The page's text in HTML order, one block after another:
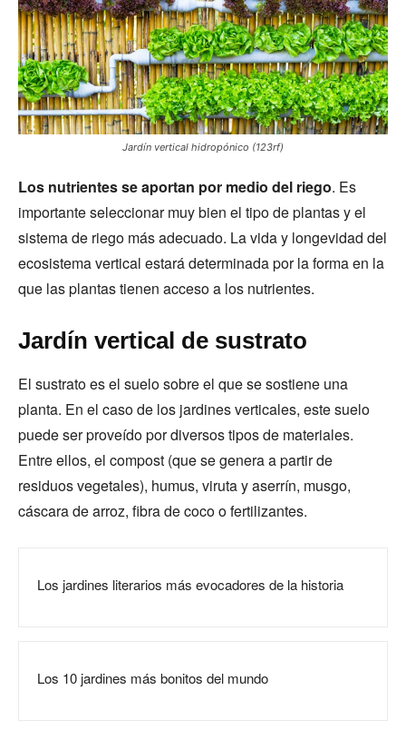
Jardín vertical hidropónico (123rf)
Los nutrientes se aportan por medio del riego. Es
importante seleccionar muy bien el tipo de plantas y el
sistema de riego más adecuado. La vida y longevidad del
ecosistema vertical estará determinada por la forma en la
que las plantas tienen acceso a los nutrientes.
Jardín vertical de sustrato
El sustrato es el suelo sobre el que se sostiene una
planta. En el caso de los jardines verticales, este suelo
puede ser proveído por diversos tipos de materiales.
Entre ellos, el compost (que se genera a partir de
residuos vegetales), humus, viruta y aserrín, musgo,
cáscara de arroz, fibra de coco o fertilizantes.
Los jardines literarios más evocadores de la historia
Los 10 jardines más bonitos del mundo